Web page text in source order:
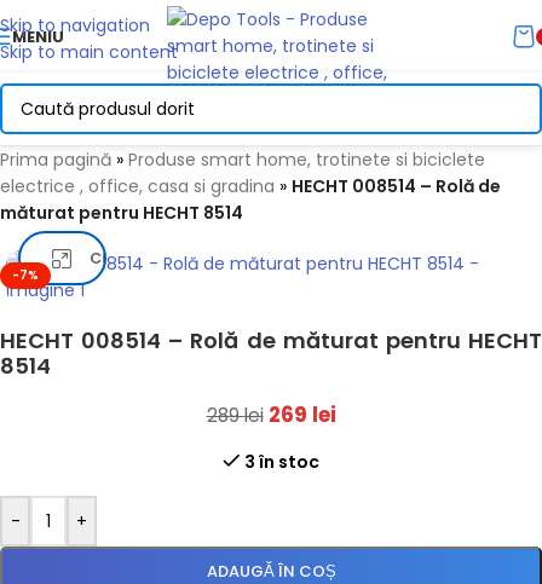
Skip to navigation
Skip to main content
MENIU
Prima pagină » Produse smart home, trotinete si biciclete
electrice , office, casa si gradina » HECHT 008514 – Rolă de
măturat pentru HECHT 8514
-7%
Click pentru a mari
HECHT 008514 – Rolă de măturat pentru HECHT
8514
289lei 269 lei
3 în stoc
- +
ADAUGĂ ÎN COȘ